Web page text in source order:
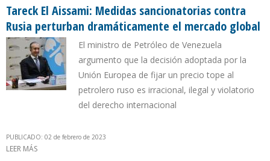
Tareck El Aissami: Medidas sancionatorias contra
Rusia perturban dramáticamente el mercado global
El ministro de Petróleo de Venezuela
argumento que la decisión adoptada por la
Unión Europea de fijar un precio tope al
petrolero ruso es irracional, ilegal y violatorio
del derecho internacional
PUBLICADO: 02 de febrero de 2023
LEER MÁS